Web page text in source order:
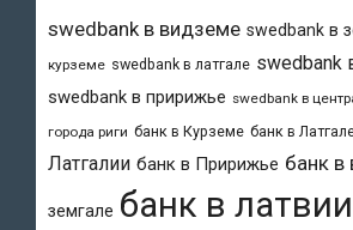
swedbank в видземе swedbank в
курземе swedbank в латгале swedbank
swedbank в пририжье swedbank в
города риги банк в Курземе банк в
Латгалии банк в Пририжье банк в
земгале банк в латвии